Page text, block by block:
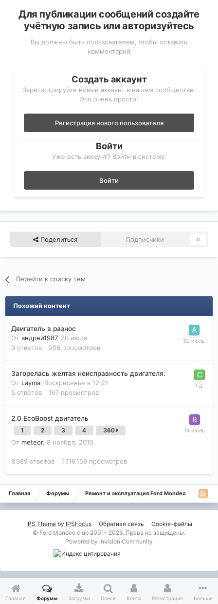
Для публикации сообщений создайте
учётную запись или авторизуйтесь
Вы должны быть пользователем, чтобы оставить
комментарий
Создать аккаунт
Зарегистрируйте новый аккаунт в нашем сообществе.
Это очень просто!
Регистрация нового пользователя
Войти
Уже есть аккаунт? Войти в систему.
Войти
Поделиться Подписчики 0
Перейти к списку тем
Похожий контент
Двигатель в разнос
От андрей1987, 30 июля
0 ответов 206 просмотров
Загорелась желтая неисправность двигателя.
От Layma, Воскресенье в 12:21
5 ответов 167 просмотров
2.0 EcoBoost двигатель
1 2 3 4 360
От meteor, 8 ноября, 2010
8 989 ответов 1 716 159 просмотров
Главная Форумы Ремонт и эксплуатация Ford Mondeo
IPS Themeby IPSFocus Обратная связь
Cookie-файлы
© Ford Mondeo club 2001- 2026. Права не защищены.
Powered by Invision Community
Главная Форумы Загрузки Поиск Войти Регистрация Больше